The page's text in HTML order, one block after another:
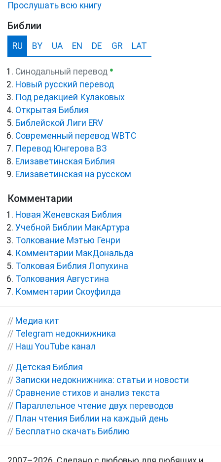
Прослушать всю книгу
Библии
RU BY UA EN DE GR LAT
Синодальный перевод ●
Новый русский перевод
Под редакцией Кулаковых
Открытая Библия
Библейской Лиги ERV
Cовременный перевод WBTC
Перевод Юнгерова ВЗ
Елизаветинская Библия
Елизаветинская на русском
Комментарии
Новая Женевская Библия
Учебной Библии МакАртура
Толкование Мэтью Генри
Комментарии МакДональда
Толковая Библия Лопухина
Толкования Августина
Комментарии Скоуфилда
// Медиа кит
// Telegram недокнижника
// Наш YouTube канал
// Детская Библия
// Записки недокнижника: статьи и новости
// Сравнение стихов и анализ текста
// Параллельное чтение двух переводов
// План чтения Библии на каждый день
// Бесплатно скачать Библию